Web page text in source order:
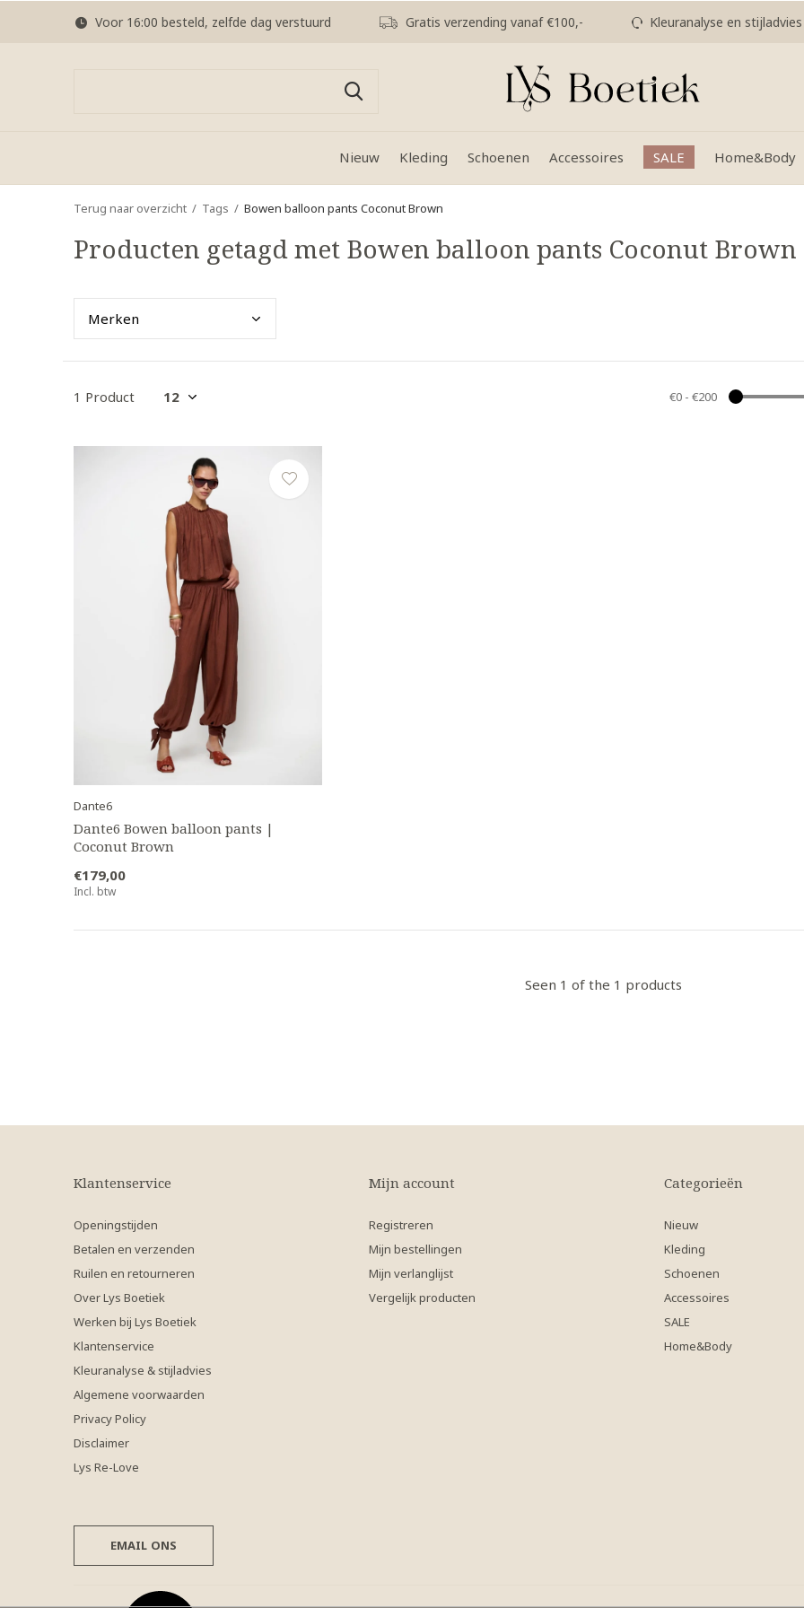
Nieuw Kleding Schoenen Accessoires SALE Home&Body
Voor 16:00 besteld, zelfde dag verstuurd Gratis verzending vanaf €100,- Kleuranalyse en stijladvies
Terug naar overzicht Tags Bowen balloon pants Coconut Brown
Producten getagd met Bowen balloon pants Coconut Brown
Merken
1 Product €0- €200
Dante6
Dante6 Bowen balloon pants |
Coconut Brown
€179,00
Incl. btw
Seen 1 of the 1 products
Klantenservice
Openingstijden
Betalen en verzenden
Ruilen en retourneren
Over Lys Boetiek
Werken bij Lys Boetiek
Klantenservice
Kleuranalyse & stijladvies
Algemene voorwaarden
Privacy Policy
Disclaimer
Lys Re-Love
Mijn account
Registreren
Mijn bestellingen
Mijn verlanglijst
Vergelijk producten
Categorieën
Nieuw
Kleding
Schoenen
Accessoires
SALE
Home&Body
EMAIL ONS